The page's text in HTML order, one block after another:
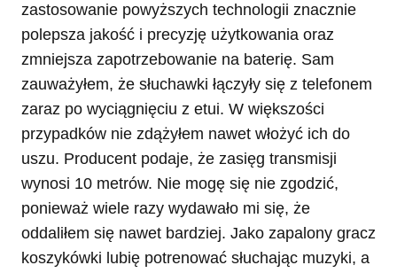
zastosowanie powyższych technologii znacznie
polepsza jakość i precyzję użytkowania oraz
zmniejsza zapotrzebowanie na baterię. Sam
zauważyłem, że słuchawki łączyły się z telefonem
zaraz po wyciągnięciu z etui. W większości
przypadków nie zdążyłem nawet włożyć ich do
uszu. Producent podaje, że zasięg transmisji
wynosi 10 metrów. Nie mogę się nie zgodzić,
ponieważ wiele razy wydawało mi się, że
oddaliłem się nawet bardziej. Jako zapalony gracz
koszykówki lubię potrenować słuchając muzyki, a